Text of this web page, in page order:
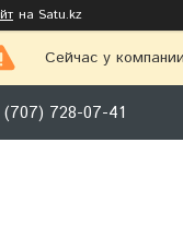
на Satu.kz
Сейчас у
728-07-41